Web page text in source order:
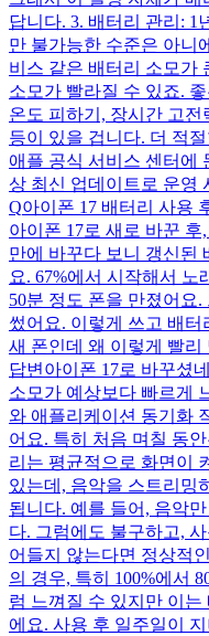
답니다. 3. 배터리 관리: 1
만 불가능한 수준은 아니
비스 같은 배터리 소모가
소모가 빨라질 수 있죠.
온도 피하기, 장시간 고전
등이 있을 겁니다. 더 적
애플 공식 서비스 센터에
상 최신 업데이트로 운영
Q아이폰 17 배터리 사용
아이폰 17로 새로 바꾼
만에 바꾸다 보니 갱신된
요. 67%에서 시작해서 노
50분 정도 폰을 만졌어요
썼어요. 이렇게 쓰고 배
새 폰인데 왜 이렇게 빨리
답변 아이폰 17로 바꾸셨
소모가 예상보다 빠르게
와 애플리케이션 동기화
어요. 특히 처음 며칠 동
리는 평균적으로 화면이
있는데, 음악을 스트리밍
됩니다. 예를 들어, 음악
다. 그럼에도 불구하고,
어들지 않는다면 정상적
의 경우, 특히 100%에서
럼 느껴질 수 있지만 이는
에요. 사용 후 일주일이